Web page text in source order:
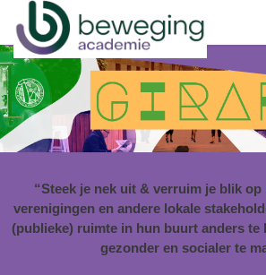
“Steek je nek uit & verruim je blik
verenigingen en andere lokale
(publieke) ruimte in hun buurt anders te
gezonder en socialer te